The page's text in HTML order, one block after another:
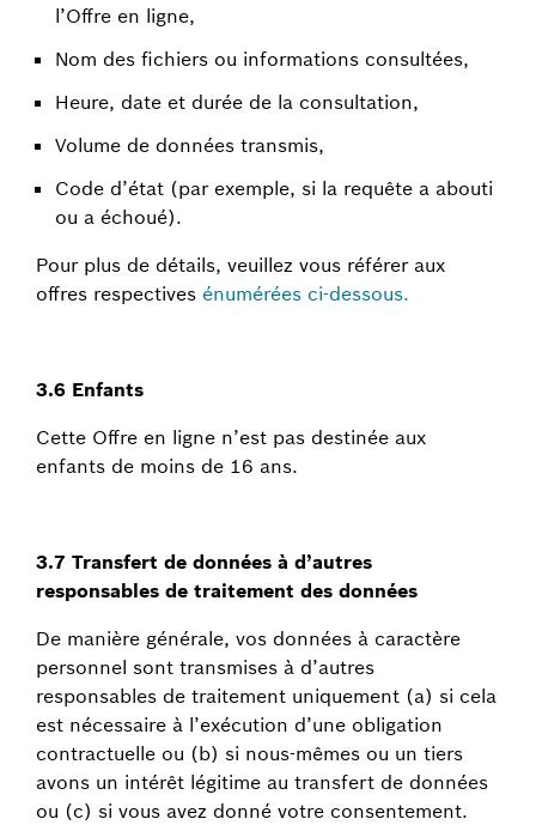
l’Offre en ligne,
Nom des fichiers ou informations consultées,
Heure, date et durée de la consultation,
Volume de données transmis,
Code d’état (par exemple, si la requête a abouti
ou a échoué).
Pour plus de détails, veuillez vous référer aux
offres respectives énumérées ci-dessous.
3.6 Enfants
Cette Offre en ligne n’est pas destinée aux
enfants de moins de 16 ans.
3.7 Transfert de données à d’autres
responsables de traitement des données
De manière générale, vos données à caractère
personnel sont transmises à d’autres
responsables de traitement uniquement (a) si cela
est nécessaire à l’exécution d’une obligation
contractuelle ou (b) si nous-mêmes ou un tiers
avons un intérêt légitime au transfert de données
ou (c) si vous avez donné votre consentement.